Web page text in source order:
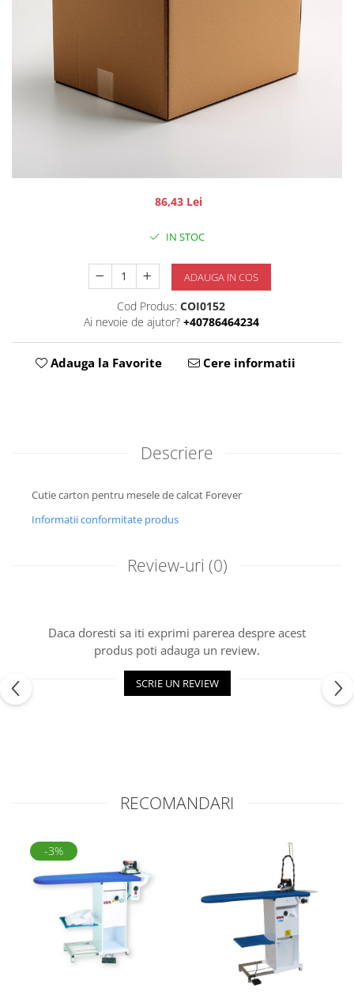
86,43 Lei
IN STOC
ADAUGA IN COS
Cod Produs: COI0152
Ai nevoie de ajutor? +40786464234
Adauga la Favorite Cere informatii
Descriere
Cutie carton pentru mesele de calcat Forever
Informatii conformitate produs
Review-uri (0)
Daca doresti sa iti exprimi parerea despre acest
produs poti adauga un review.
SCRIE UN REVIEW
RECOMANDARI
-3%